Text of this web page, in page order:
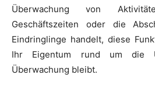
Überwachung von
Geschäftszeiten oder die
Eindringlinge handelt, diese
Ihr Eigentum rund um die
Überwachung bleibt.